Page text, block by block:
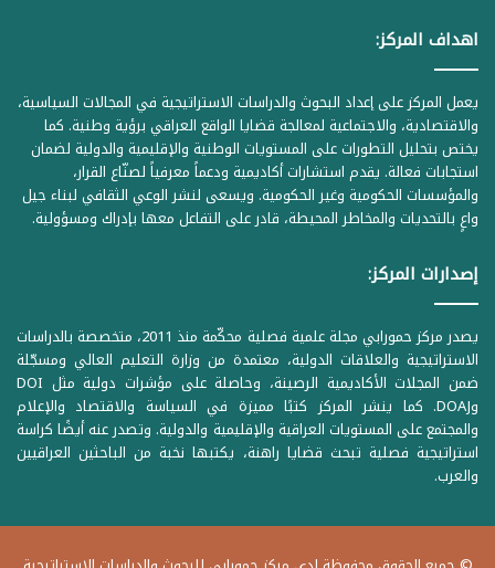
اهداف المركز:
يعمل المركز على إعداد البحوث والدراسات الاستراتيجية في المجالات السياسية،
والاقتصادية، والاجتماعية لمعالجة قضايا الواقع العراقي برؤية وطنية. كما
يختص بتحليل التطورات على المستويات الوطنية والإقليمية والدولية لضمان
استجابات فعالة. يقدم استشارات أكاديمية ودعماً معرفياً لصنّاع القرار،
والمؤسسات الحكومية وغير الحكومية. ويسعى لنشر الوعي الثقافي لبناء جيل
واعٍ بالتحديات والمخاطر المحيطة، قادر على التفاعل معها بإدراك ومسؤولية.
إصدارات المركز:
يصدر مركز حمورابي مجلة علمية فصلية محكّمة منذ 2011، متخصصة بالدراسات
الاستراتيجية والعلاقات الدولية، معتمدة من وزارة التعليم العالي ومسجّلة
ضمن المجلات الأكاديمية الرصينة، وحاصلة على مؤشرات دولية مثل DOI
وDOAJ. كما ينشر المركز كتبًا مميزة في السياسة والاقتصاد والإعلام
والمجتمع على المستويات العراقية والإقليمية والدولية. وتصدر عنه أيضًا كراسة
استراتيجية فصلية تبحث قضايا راهنة، يكتبها نخبة من الباحثين العراقيين
والعرب.